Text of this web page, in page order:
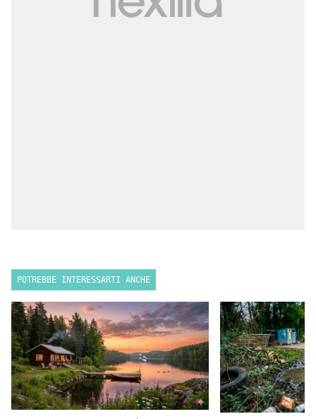
POTREBBE INTERESSARTI ANCHE